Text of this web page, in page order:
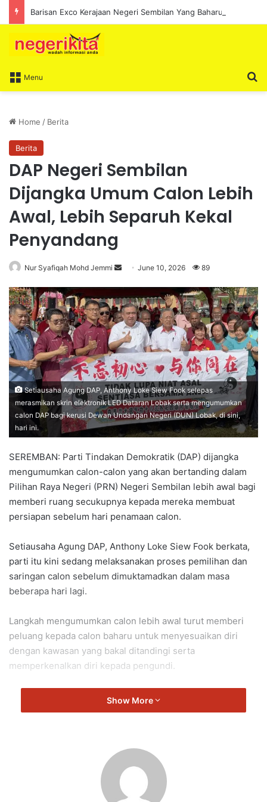
Menu
Home / Berita
Berita
DAP Negeri Sembilan
Dijangka Umum Calon Lebih
Awal, Lebih Separuh Kekal
Penyandang
Nur Syafiqah Mohd Jemmi
n
d
a
n
e
m
a
i
l
June 10, 2026 89
Setiausaha Agung DAP, Anthony Loke Siew Fook selepas
merasmikan skrin elektronik LED Dataran Lobak serta mengumumkan
calon DAP bagi kerusi Dewan Undangan Negeri (DUN) Lobak, di sini,
hari ini.
SEREMBAN: Parti Tindakan Demokratik (DAP) dijangka
mengumumkan calon-calon yang akan bertanding dalam
Pilihan Raya Negeri (PRN) Negeri Sembilan lebih awal bagi
memberi ruang secukupnya kepada mereka membuat
persiapan sebelum hari penamaan calon.
Setiausaha Agung DAP, Anthony Loke Siew Fook berkata,
parti itu kini sedang melaksanakan proses pemilihan dan
saringan calon sebelum dimuktamadkan dalam masa
beberapa hari lagi.
Langkah mengumumkan calon lebih awal turut memberi
peluang kepada calon baharu untuk menyesuaikan diri
dengan kawasan yang bakal ditandingi serta
memperkenalkan diri kepada pengundi.
“Calon-calon akan ditampilkan dan diumumkan lebih awal.
Yang pertamanya untuk memberikan ruang dan masa yang
“Yang keduanya juga untuk mereka dapat menyesuaikan
diri dengan kawasan, terutamanya untuk calon yang baharu
dan memberikan gambaran kepada pengundi siapa calon
Show More